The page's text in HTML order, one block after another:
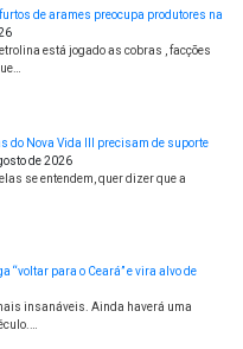
de arames preocupa produtores na
está jogado as cobras , facções
do Nova Vida III precisam de suporte
de 2026
se entendem, quer dizer que a
“voltar para o Ceará” e vira alvo de
insanáveis. Ainda haverá uma